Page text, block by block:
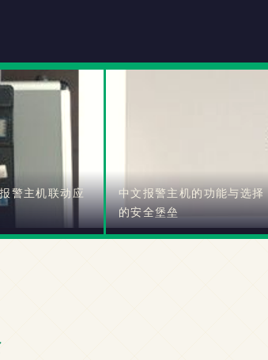
警主机联动应
中文报警主机的功能与选
的安全堡垒